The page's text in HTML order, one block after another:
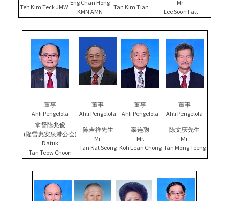
Teh Kim Teck JMW
Eng Chan Hong
KMN AMN
Tan Kim Tian
Mr.
Lee Soon Fatt
董事
Ahli Pengelola
董事
Ahli Pengelola
董事
Ahli Pengelola
董事
Ahli Pengelola
拿督陈兆俊
(隆雪惠安泉港公会)
Datuk
Tan Teow Choon
陈吉祥先生
Mr.
Tan Kat Seong
辜连聪
Mr.
Koh Lean Chong
陈文庆先生
Mr.
Tan Mong Teeng